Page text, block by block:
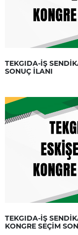
TEKGIDA-İŞ
SONUÇ İLANI
TEKGIDA-İŞ
KONGRE SEÇİM